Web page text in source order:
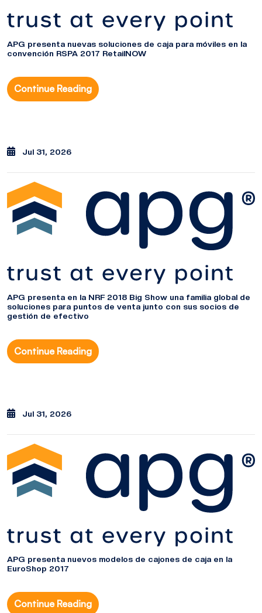
APG presenta nuevas soluciones de caja para móviles en la
convención RSPA 2017 RetailNOW
Continue Reading
Jul 31, 2026
APG presenta en la NRF 2018 Big Show una familia global de
soluciones para puntos de venta junto con sus socios de
gestión de efectivo
Continue Reading
Jul 31, 2026
APG presenta nuevos modelos de cajones de caja en la
EuroShop 2017
Continue Reading